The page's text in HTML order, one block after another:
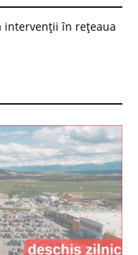
în rețeaua